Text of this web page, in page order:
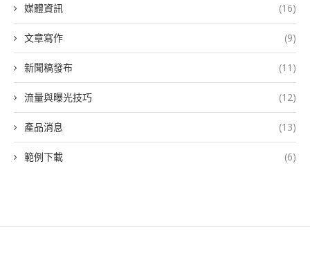
媒體資訊 (16)
文章寫作 (9)
新聞稿發布 (11)
流量與曝光技巧 (12)
產品消息 (13)
範例下載 (6)